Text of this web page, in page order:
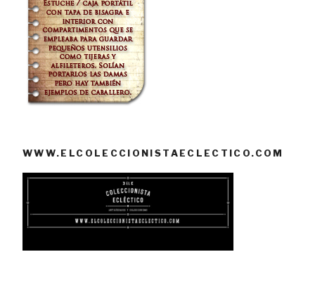
WWW.ELCOLECCIONISTAECLECTICO.COM